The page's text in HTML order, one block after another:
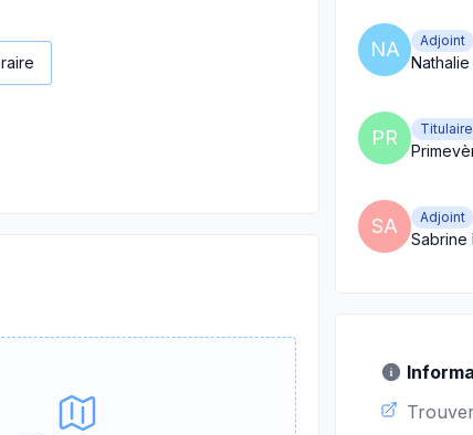
NA Adjoint
Nathalie
PR Titulaire
SA Adjoint
Sabrine